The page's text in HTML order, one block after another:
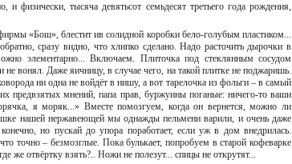
и физически, тысяча девятьсот семьдесят третьего года рождения,
«Бош», блестит ив солидной коробки бело-голубым пластиком...
сразу видно, что хлипко сделано. Надо расточить дырочки в
элементарно... Включаем. Плиточка под стеклянным сосудом
вонял. Даже яичницу, в случае чего, на такой плитке не поджаришь.
ни одна не войдёт в нишу, а вот тарелочка из фольги – в самый
предвзятых мнений, папа прав, буржуины поганые: ничего-то ваши
я моряк...» Вместе помозгуем, когда он вернется, можно ли
нашей нержавеющей мы однажды пельмени варили, и очень даже
но пускай до упора поработает, если уж в дом внедрилась.
точно – безмозглые. Пока булькает, попробуем в старой кофеварке
же отвёртку взять?.. Ножи не полезут... спицы не открутят...